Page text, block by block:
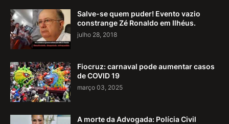
Salve-se quem puder! Evento vazio
constrange Zé Ronaldo em Ilhéus.
julho 28, 2018
Fiocruz: carnaval pode aumentar casos
de COVID 19
março 03, 2025
A morte da Advogada: Polícia Civil